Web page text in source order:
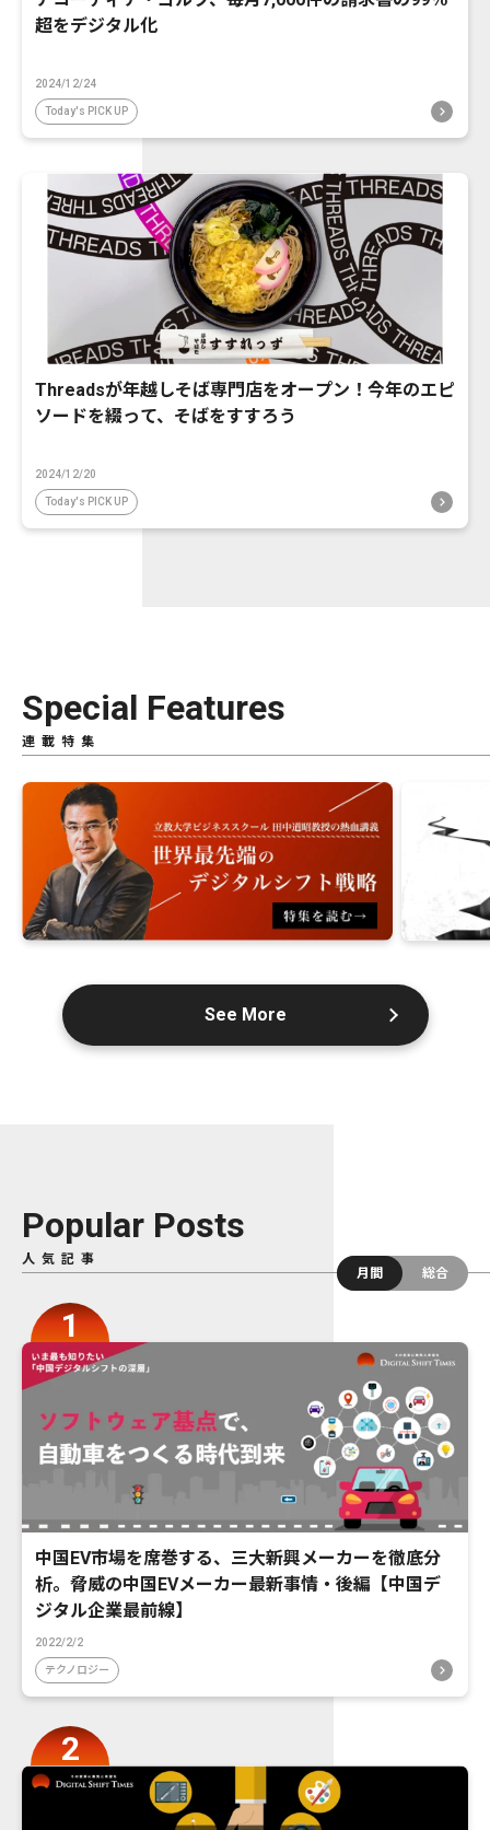
超をデジタル化
2024/12/24
Today's PICK UP
Threadsが年越しそば専門店をオープン！今年のエピ
ソードを綴って、そばをすすろう
2024/12/20
Today's PICK UP
Special Features
連載特集
See More
Popular Posts
人気記事
月間
総合
中国EV市場を席巻する、三大新興メーカーを徹底分
析。脅威の中国EVメーカー最新事情・後編【中国デ
ジタル企業最前線】
2022/2/2
テクノロジー